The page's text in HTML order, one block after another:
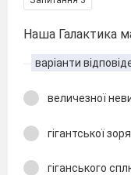
Наша Галактика
варіанти
величезної
гігантської
гіганського